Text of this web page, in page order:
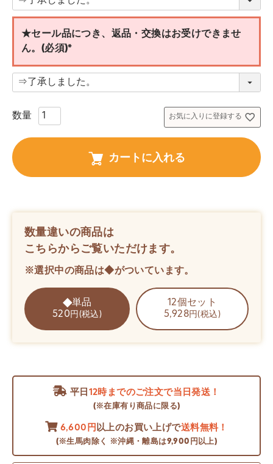
須
)
★セール品につき、返品・交換はお受けできませ
ん。(必須)
(
必
須
お気に入りに登録する
カートに入れる
数量違いの商品は
こちらからご覧いただけます。
※選択中の商品は◆がついています。
単品
520 円(税込)
12個セット
5,928円(税込)
平日 12時までのご注文で当日発送！
(※在庫有り商品に限る)
6,600円 以上のお買い上げで送料無料！
(※生馬肉除く ※沖縄・離島は9,900円以上)